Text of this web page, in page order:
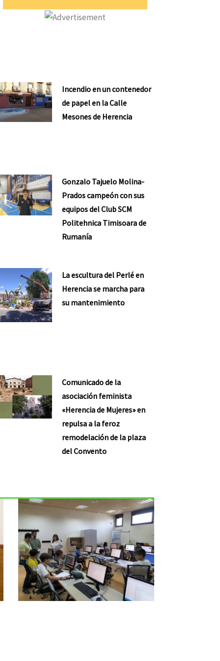
Incendio en un contenedor
de papel en la Calle
Mesones de Herencia
Gonzalo Tajuelo Molina-
Prados campeón con sus
equipos del Club SCM
Politehnica Timisoara de
Rumanía
La escultura del Perlé en
Herencia se marcha para
su mantenimiento
Comunicado de la
asociación feminista
«Herencia de Mujeres» en
repulsa a la feroz
remodelación de la plaza
del Convento